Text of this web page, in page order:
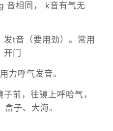
音相同， k音有气无
t音（要用劲）。常用
开门
力呼气发音。
前，往镜上呼哈气，
子、大海。